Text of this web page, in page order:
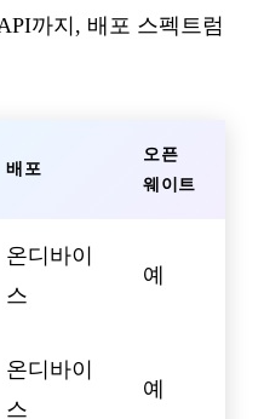
까지, 배포 스펙트럼
배포
오픈
웨이트
온디바이
스
예
온디바이
스
예